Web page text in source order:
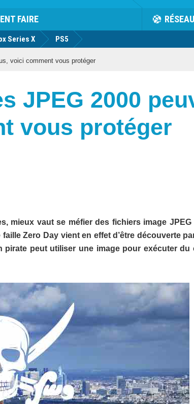
FAIRE RÉSEAU
Series X PS5
voici comment vous protéger
JPEG 2000
vous protéger
mieux vaut se méfier des fichiers image JPEG
Zero Day vient en effet d’être découverte
pirate peut utiliser une image pour exécuter du